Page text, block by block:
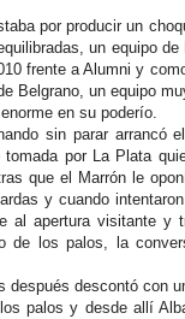
por producir un
un equipo
frente a Alumni y
Belgrano, un equipo
en su poderío.
sin parar arrancó
por La Plata
que el Marrón le
y cuando
al apertura visitante y
de los palos, la
después descontó con
palos y desde allí